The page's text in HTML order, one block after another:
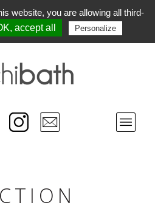
website, you are allowing all third-
accept all Personalize